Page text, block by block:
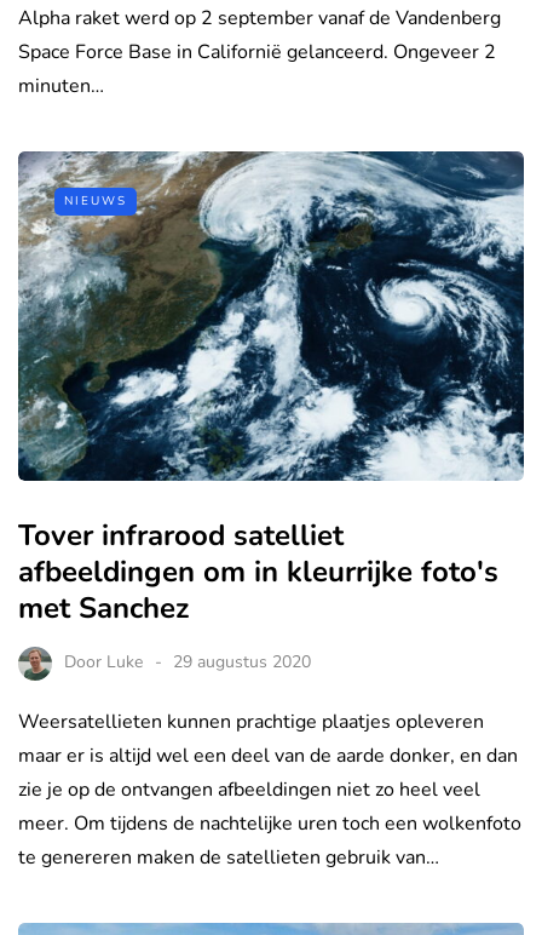
Alpha raket werd op 2 september vanaf de Vandenberg
Space Force Base in Californië gelanceerd. Ongeveer 2
minuten…
NIEUWS
Tover infrarood satelliet
afbeeldingen om in kleurrijke foto's
met Sanchez
Door Luke 29 augustus 2020
Weersatellieten kunnen prachtige plaatjes opleveren
maar er is altijd wel een deel van de aarde donker, en dan
zie je op de ontvangen afbeeldingen niet zo heel veel
meer. Om tijdens de nachtelijke uren toch een wolkenfoto
te genereren maken de satellieten gebruik van…